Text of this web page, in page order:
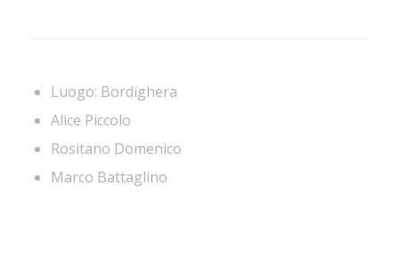
Luogo: Bordighera
Alice Piccolo
Rositano Domenico
Marco Battaglino